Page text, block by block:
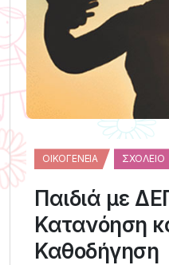
ΟΙΚΟΓΈΝΕΙΑ ΣΧΟΛΕΊΟ
Παιδιά με
Κατανόηση
Καθοδήγηση